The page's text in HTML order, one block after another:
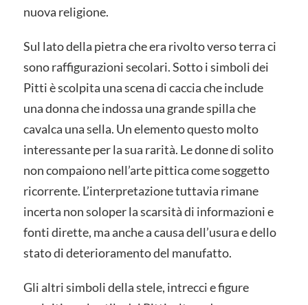
nuova religione.
Sul lato della pietra che era rivolto verso terra ci
sono raffigurazioni secolari. Sotto i simboli dei
Pitti è scolpita una scena di caccia che include
una donna che indossa una grande spilla che
cavalca una sella. Un elemento questo molto
interessante per la sua rarità. Le donne di solito
non compaiono nell’arte pittica come soggetto
ricorrente. L’interpretazione tuttavia rimane
incerta non soloper la scarsità di informazioni e
fonti dirette, ma anche a causa dell’usura e dello
stato di deterioramento del manufatto.
Gli altri simboli della stele, intrecci e figure